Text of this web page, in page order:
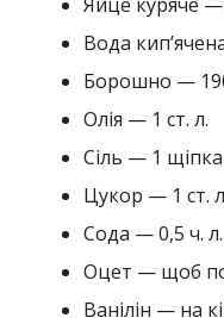
Вода
Борошно —
Олія — ​​1 ст. л.
Сіль — 1 щіпка
Цукор — 1 ст.
Сода — 0,5 ч. л.
Оцет — щоб
Ванілін — на